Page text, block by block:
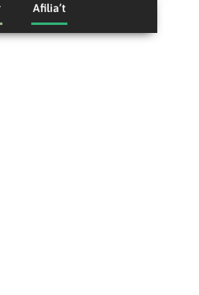
Afilia’t